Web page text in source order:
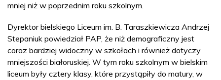
mniej niż w poprzednim roku szkolnym.
Dyrektor bielskiego Liceum im. B. Taraszkiewicza Andrzej
Stepaniuk powiedział PAP, że niż demograficzny jest
coraz bardziej widoczny w szkołach i również dotyczy
mniejszości białoruskiej. W tym roku szkolnym w bielskim
liceum były cztery klasy, które przystąpiły do matury, w